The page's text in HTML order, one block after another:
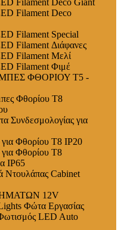
Filament Deco Giant
Filament Deco
Filament Special
Filament Διάφανες
Filament Μελί
Filament Φιμέ
ΦΘΟΡΙΟΥ T5 -
Φθορίου T8
Συνδεσμολογίας για
Φθορίου T8 IP20
Φθορίου T8
IP65
Ντουλάπας Cabinet
12V
Φώτα Εργασίας
LED Auto